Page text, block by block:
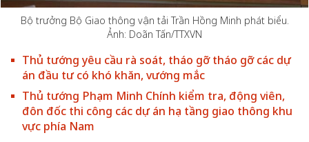
Bộ trưởng Bộ Giao thông vận tải Trần Hồng Minh phát biểu.
Ảnh: Doãn Tấn/TTXVN
Thủ tướng yêu cầu rà soát, tháo gỡ tháo gỡ các dự
án đầu tư có khó khăn, vướng mắc
Thủ tướng Phạm Minh Chính kiểm tra, động viên,
đôn đốc thi công các dự án hạ tầng giao thông khu
vực phía Nam